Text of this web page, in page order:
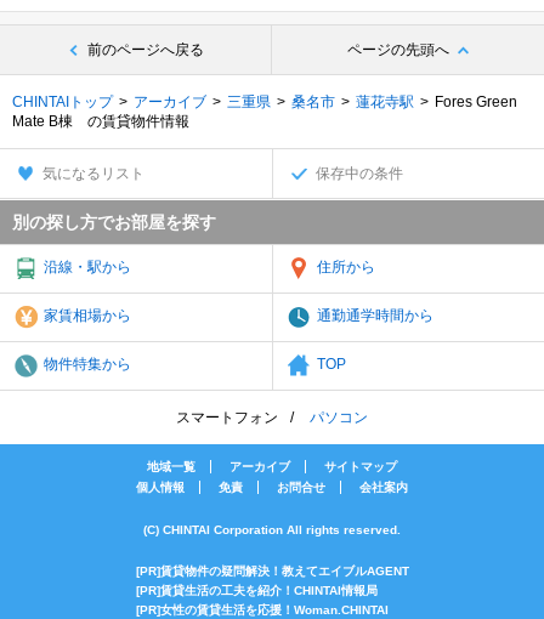
前のページへ戻る ページの先頭へ
CHINTAIトップ アーカイブ 三重県 桑名市 蓮花寺駅
Fores Green
Mate B棟 の賃貸物件情報
気になるリスト 保存中の条件
別の探し方でお部屋を探す
沿線・駅から 住所から
家賃相場から 通勤通学時間から
物件特集から TOP
スマートフォン パソコン
地域一覧 アーカイブ
サイトマップ
個人情報
免責 お問合せ 会社案内
(C) CHINTAI Corporation All rights reserved.
[PR]賃貸物件の疑問解決！教えてエイブルAGENT
[PR]賃貸生活の工夫を紹介！CHINTAI情報局
[PR]女性の賃貸生活を応援！Woman.CHINTAI